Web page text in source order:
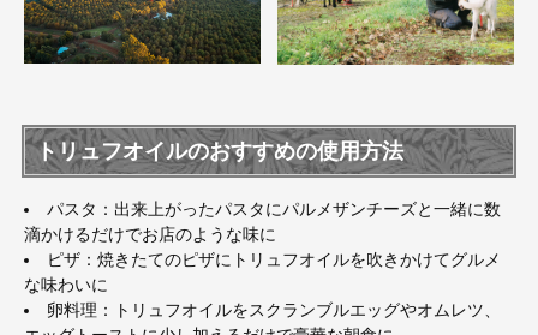
トリュフオイルのおすすめの使用方法
パスタ：出来上がったパスタにパルメザンチーズと一緒に数
滴かけるだけでお店のような味に
ピザ：焼きたてのピザにトリュフオイルを吹きかけてグルメ
な味わいに
卵料理：トリュフオイルをスクランブルエッグやオムレツ、